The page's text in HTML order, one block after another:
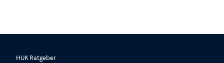
HUK Ratgeber